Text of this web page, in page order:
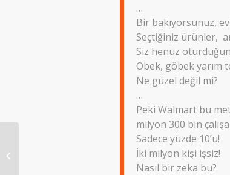
…
Bir bakıyorsunuz,
Seçtiğiniz ürünler,
Siz henüz
Öbek, göbek yarım
Ne güzel değil mi?
…
Peki Walmart bu
milyon 300 bin
Sadece yüzde 10’u!
İki milyon kişi işsiz!
Nasıl bir zeka bu?